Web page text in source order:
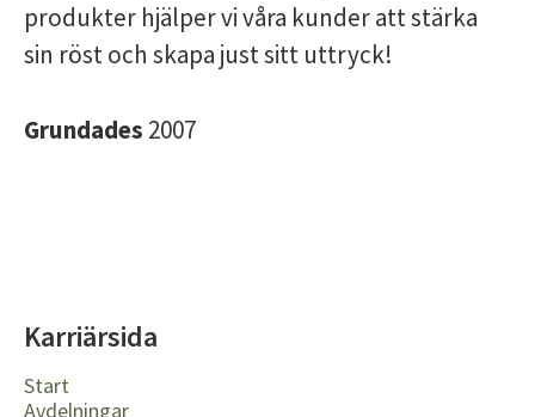
produkter hjälper vi våra kunder att stärka
sin röst och skapa just sitt uttryck!
Grundades 2007
Karriärsida
Start
Avdelningar